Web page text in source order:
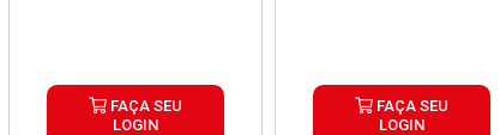
FAÇA SEU
LOGIN
FAÇA SEU
LOGIN